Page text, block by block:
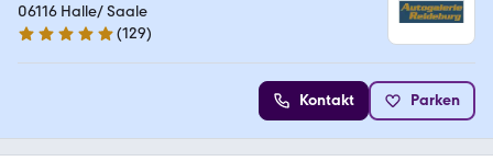
06116 Halle/ Saale
4.8 Sterne
(129)
Kontakt Parken